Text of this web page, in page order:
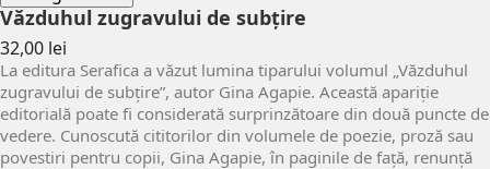
Văzduhul zugravului de subțire
32,00 lei
La editura Serafica a văzut lumina tiparului volumul „Văzduhul
zugravului de subțire”, autor Gina Agapie. Această apariție
editorială poate fi considerată surprinzătoare din două puncte de
vedere. Cunoscută cititorilor din volumele de poezie, proză sau
povestiri pentru copii, Gina Agapie, în paginile de față, renunță